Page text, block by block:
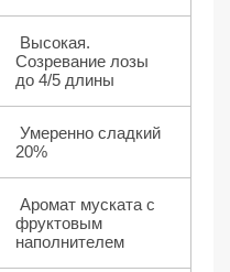
Высокая.
Созревание лозы
до 4/5 длины
Умеренно сладкий
20%
Аромат муската с
фруктовым
наполнителем